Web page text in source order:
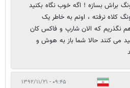
براش بسازه ! اگه خوب نگاه بکنید
کلاه نرفته ، اونم به خاطر یک
نگذریم که الان شارپ و فاکس کان
می کنند حالا شما باز به هوش و
۰۹:۴۵ - ۱۳۹۲/۱۱/۲۱